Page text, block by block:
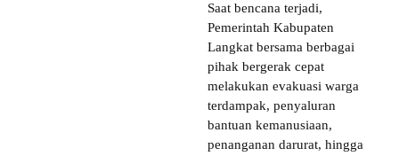
Saat bencana terjadi,
Pemerintah Kabupaten
Langkat bersama berbagai
pihak bergerak cepat
melakukan evakuasi warga
terdampak, penyaluran
bantuan kemanusiaan,
penanganan darurat, hingga